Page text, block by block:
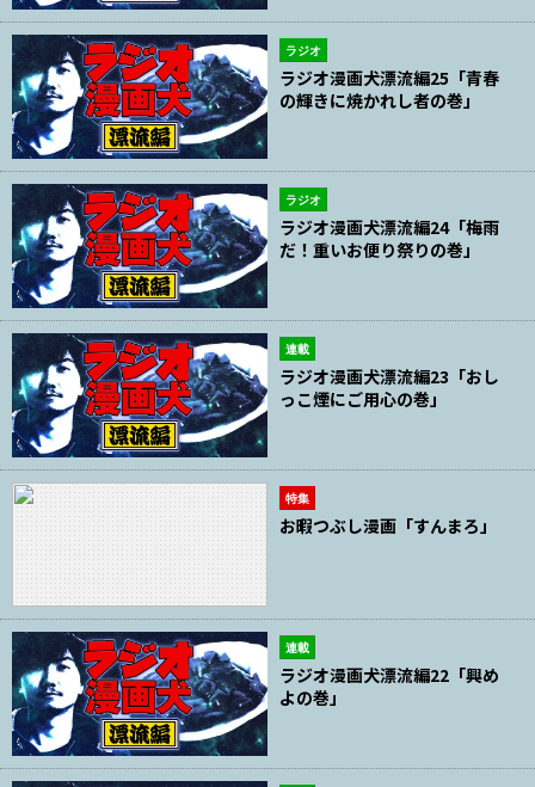
ラジオ
ラジオ漫画犬漂流編25「青春
の輝きに焼かれし者の巻」
ラジオ
ラジオ漫画犬漂流編24「梅雨
だ！重いお便り祭りの巻」
連載
ラジオ漫画犬漂流編23「おし
っこ煙にご用心の巻」
特集
お暇つぶし漫画「すんまろ」
連載
ラジオ漫画犬漂流編22「興め
よの巻」